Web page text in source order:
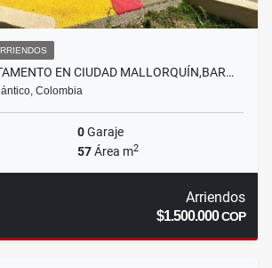
EN CIUDAD MALLORQUÍN,BAR…
Colombia
0Garaje
57Área m2
Arriendos
$1.500.000COP